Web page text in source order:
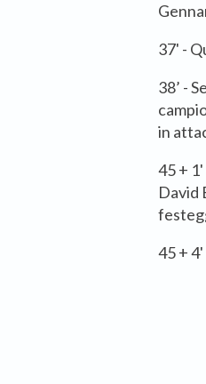
37' -
38’ -
in
45 +
David
45 +